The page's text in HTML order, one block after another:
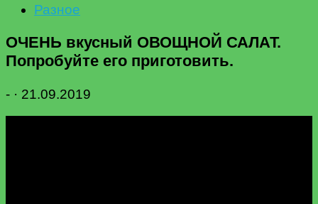
Разное
ОЧЕНЬ вкусный ОВОЩНОЙ САЛАТ.
Попробуйте его приготовить.
- · 21.09.2019